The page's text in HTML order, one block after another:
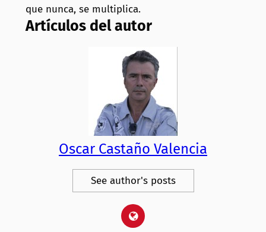
que nunca, se multiplica.
Artículos del autor
Oscar Castaño Valencia
See author's posts